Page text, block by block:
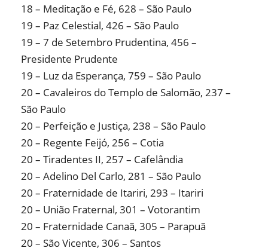
18 – Meditação e Fé, 628 – São Paulo
19 – Paz Celestial, 426 – São Paulo
19 – 7 de Setembro Prudentina, 456 –
Presidente Prudente
19 – Luz da Esperança, 759 – São Paulo
20 – Cavaleiros do Templo de Salomão, 237 –
São Paulo
20 – Perfeição e Justiça, 238 – São Paulo
20 – Regente Feijó, 256 – Cotia
20 – Tiradentes II, 257 – Cafelândia
20 – Adelino Del Carlo, 281 – São Paulo
20 – Fraternidade de Itariri, 293 – Itariri
20 – União Fraternal, 301 – Votorantim
20 – Fraternidade Canaã, 305 – Parapuã
20 – São Vicente, 306 – Santos